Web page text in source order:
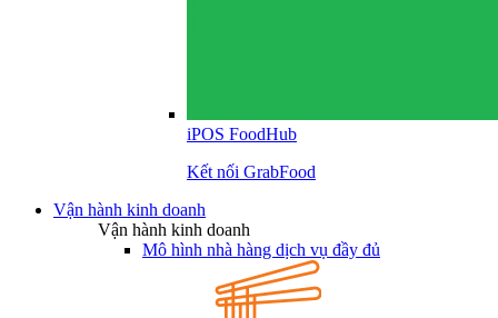
iPOS FoodHub
Kết nối GrabFood
Vận hành kinh doanh
Vận hành kinh doanh
Mô hình nhà hàng dịch vụ đầy đủ